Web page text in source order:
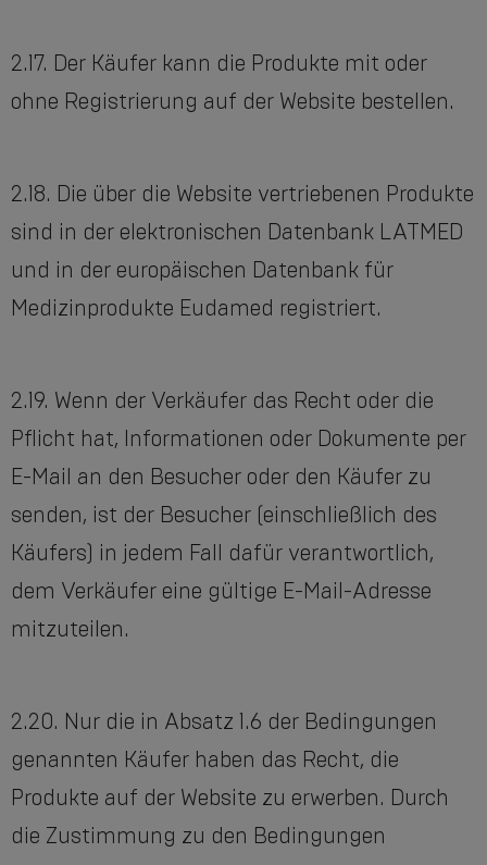
2.17. Der Käufer kann die Produkte mit oder
ohne Registrierung auf der Website bestellen.
2.18. Die über die Website vertriebenen Produkte
sind in der elektronischen Datenbank LATMED
und in der europäischen Datenbank für
Medizinprodukte Eudamed registriert.
2.19. Wenn der Verkäufer das Recht oder die
Pflicht hat, Informationen oder Dokumente per
E-Mail an den Besucher oder den Käufer zu
senden, ist der Besucher (einschließlich des
Käufers) in jedem Fall dafür verantwortlich,
dem Verkäufer eine gültige E-Mail-Adresse
mitzuteilen.
2.20. Nur die in Absatz 1.6 der Bedingungen
genannten Käufer haben das Recht, die
Produkte auf der Website zu erwerben. Durch
die Zustimmung zu den Bedingungen